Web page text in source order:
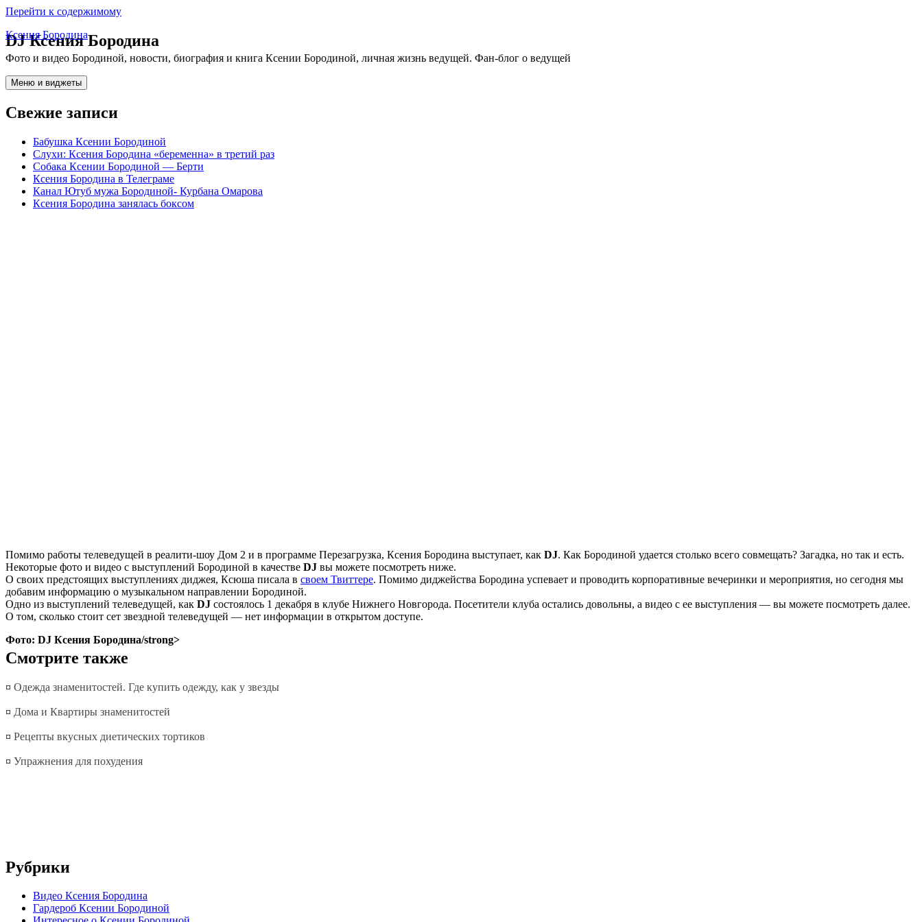
Перейти к содержимому
Ксения Бородина
Фото и видео Бородиной, новости, биография и книга Ксении Бородиной, личная жизнь ведущей. Фан-блог о ведущей
Меню и виджеты
Свежие записи
Бабушка Ксении Бородиной
Слухи: Ксения Бородина «беременна» в третий раз
Собака Ксении Бородиной — Берти
Ксения Бородина в Телеграме
Канал Ютуб мужа Бородиной- Курбана Омарова
Ксения Бородина занялась боксом
Смотрите также
¤ Одежда знаменитостей. Где купить одежду, как у звезды
¤ Дома и Квартиры знаменитостей
¤ Рецепты вкусных диетических тортиков
¤ Упражнения для похудения
Рубрики
Видео Ксения Бородина
Гардероб Ксении Бородиной
DJ Ксения Бородина
Помимо работы телеведущей в реалити-шоу Дом 2 и в программе Перезагрузка, Ксения Бородина выступает, как DJ. Как Бородиной удается столько всего совмещать? Загадка, но так и есть.
Некоторые фото и видео с выступлений Бородиной в качестве DJ вы можете посмотреть ниже.
О своих предстоящих выступлениях диджея, Ксюша писала в своем Твиттере. Помимо диджейства Бородина успевает и проводить корпоративные вечеринки и мероприятия, но сегодня мы
добавим информацию о музыкальном направлении Бородиной.
Одно из выступлений телеведущей, как DJ состоялось 1 декабря в клубе Нижнего Новгорода. Посетители клуба остались довольны, а видео с ее выступления — вы можете посмотреть далее.
О том, сколько стоит сет звездной телеведущей — нет информации в открытом доступе.
Фото: DJ Ксения Бородина/strong>